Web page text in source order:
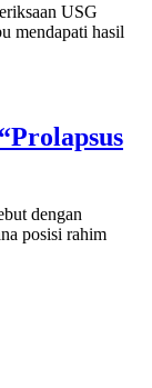
USG
mendapati hasil
dengan
posisi rahim